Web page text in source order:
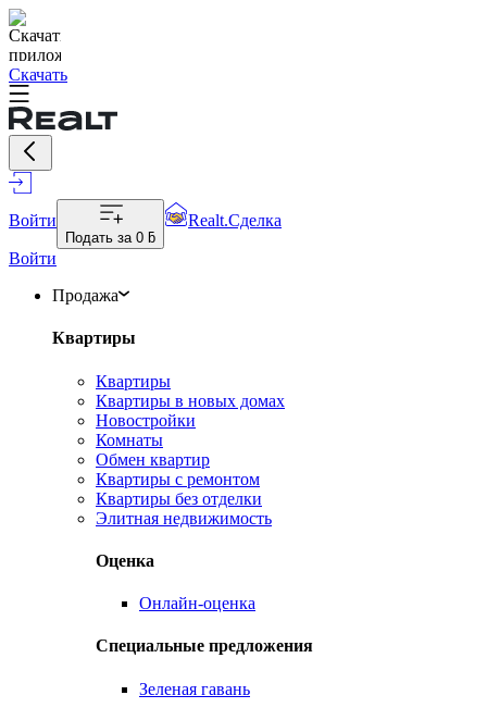
Скачать
Войти
Подать за 0 ƃ
Realt.Сделка
Войти
Продажа
Квартиры
Квартиры
Квартиры в новых домах
Новостройки
Комнаты
Обмен квартир
Квартиры с ремонтом
Квартиры без отделки
Элитная недвижимость
Оценка
Онлайн-оценка
Специальные предложения
Зеленая гавань